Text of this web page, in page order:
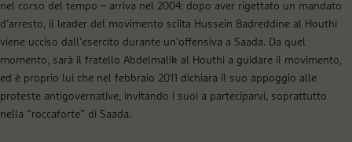
nel corso del tempo – arriva nel 2004: dopo aver rigettato un mandato
d’arresto, il leader del movimento sciita Hussein Badreddine al Houthi
viene ucciso dall’esercito durante un’offensiva a Saada. Da quel
momento, sarà il fratello Abdelmalik al Houthi a guidare il movimento,
ed è proprio lui che nel febbraio 2011 dichiara il suo appoggio alle
proteste antigovernative, invitando i suoi a parteciparvi, soprattutto
nella “roccaforte” di Saada.